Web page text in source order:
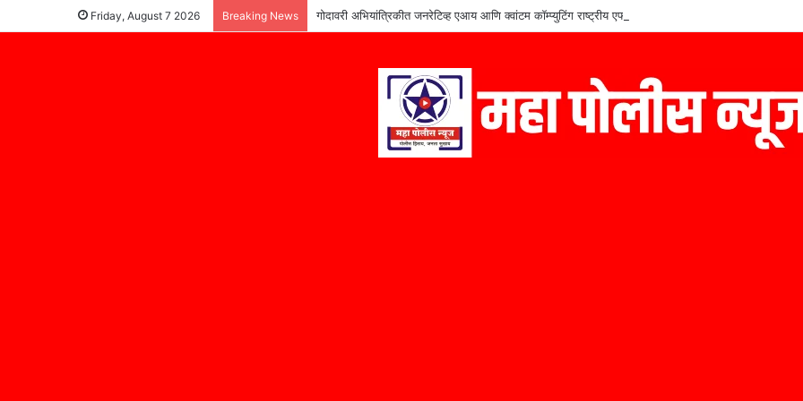
Friday, August 7 2026 Breaking News गोदावरी अभियांत्रिकीत जनरेटिव्ह एआय आणि क्वांटम कॉम्प्युटिंग राष्ट्रीय एफडीपीचा समारोप